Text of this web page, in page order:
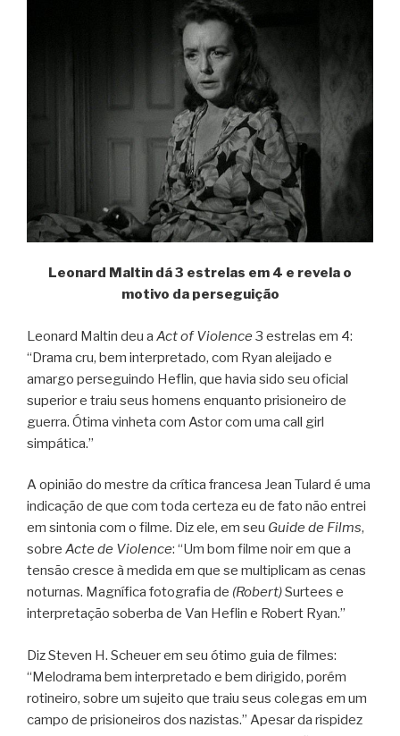
Leonard Maltin dá 3 estrelas em 4 e revela o
motivo da perseguição
Leonard Maltin deu a Act of Violence 3 estrelas em 4:
“Drama cru, bem interpretado, com Ryan aleijado e
amargo perseguindo Heflin, que havia sido seu oficial
superior e traiu seus homens enquanto prisioneiro de
guerra. Ótima vinheta com Astor com uma call girl
simpática.”
A opinião do mestre da crítica francesa Jean Tulard é uma
indicação de que com toda certeza eu de fato não entrei
em sintonia com o filme. Diz ele, em seu Guide de Films,
sobre Acte de Violence: “Um bom filme noir em que a
tensão cresce à medida em que se multiplicam as cenas
noturnas. Magnífica fotografia de (Robert)Surtees e
interpretação soberba de Van Heflin e Robert Ryan.”
Diz Steven H. Scheuer em seu ótimo guia de filmes:
“Melodrama bem interpretado e bem dirigido, porém
rotineiro, sobre um sujeito que traiu seus colegas em um
campo de prisioneiros dos nazistas.” Apesar da rispidez